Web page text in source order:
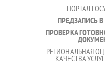
ПОРТАЛ
ПРЕДЗАПИСЬ
ПРОВЕРКА
РЕГИОНАЛЬНАЯ
КАЧЕСТВА